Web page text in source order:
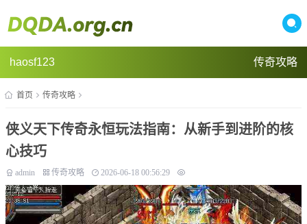
haosf123 传奇攻略
首页 传奇攻略
侠义天下传奇永恒玩法指南：从新手到进阶的核
心技巧
admin 传奇攻略 2026-06-18 00:56:29